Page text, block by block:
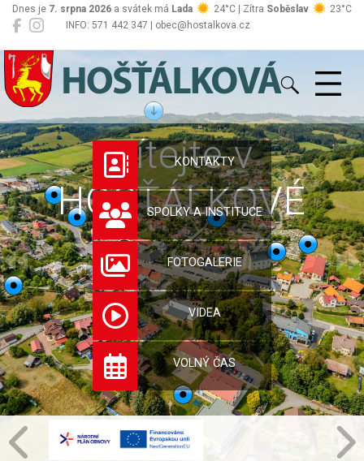
INFO: 571 442 347 | obec@hostalkova.cz
Dnes je 7. srpna 2026 a svátek má Lada 24°C | Zítra Soběslav 23°C
Hošťálková
Vítejte v
HOŠŤÁLKOVÉ
KONTAKTY
SPOLKY A INSTITUCE
FOTOGALERIE
VIDEA
VOLNÝ ČAS